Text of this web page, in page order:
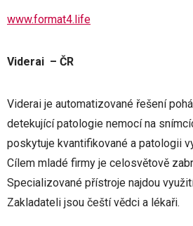
www.format4.life
Viderai – ČR
Viderai je automatizované řešení
detekující patologie nemocí na
poskytuje kvantifikované a patologii
Cílem mladé firmy je celosvětově
Specializované přístroje najdou
Zakladateli jsou čeští vědci a lékaři.